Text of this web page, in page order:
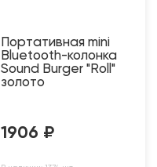
Портативная mini
Bluetooth-колонка
Sound Burger "Roll"
золото
1906 ₽